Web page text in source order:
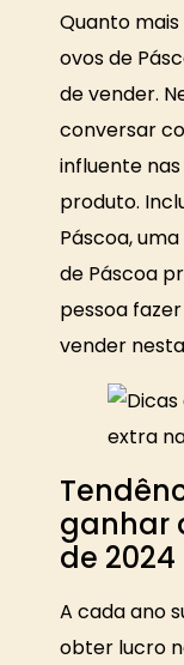
Quanto mais
ovos de
de vender.
conversar
influente
produto.
Páscoa,
de Páscoa
pessoa
vender
ganhar
de 2024
A cada ano
obter lucro